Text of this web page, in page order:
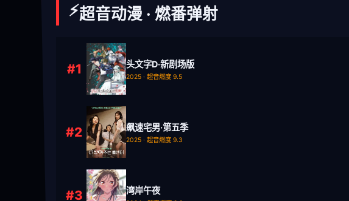
⚡超音动漫 · 燃番弹射
#1 头文字D·新剧场版
2025 · 超音燃度 9.5
#2 飙速宅男·第五季
2025 · 超音燃度 9.3
#3 湾岸午夜